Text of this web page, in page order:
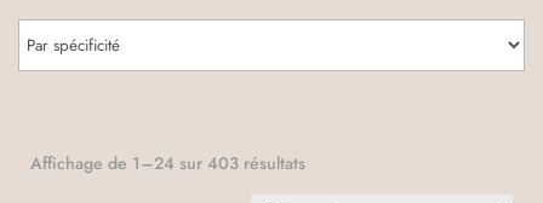
Affichage de 1–24 sur 403 résultatsTrié
par